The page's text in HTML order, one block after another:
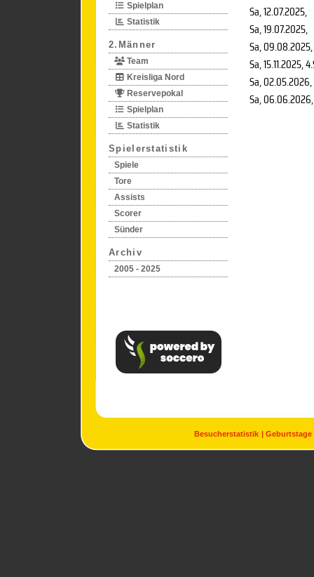
Spielplan
Statistik
2.Männer
Team
Kreisliga Nord
Reservepokal
Spielplan
Statistik
Spielerstatistik
Spiele
Tore
Assists
Scorer
Sünder
Archiv
2005 - 2025
Sa, 12.07.2025,
Sa, 19.07.2025,
Sa, 09.08.2025,
Sa, 15.11.2025,
Sa, 02.05.2026,
Sa, 06.06.2026
Besucherstatistik Geburtstage